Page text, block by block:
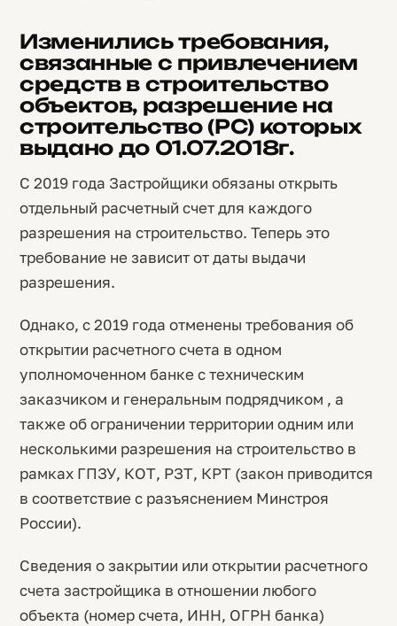
Изменились требования,
связанные с привлечением
средств в строительство
объектов, разрешение на
строительство (РС) которых
выдано до 01.07.2018г.
С 2019 года Застройщики обязаны открыть
отдельный расчетный счет для каждого
разрешения на строительство. Теперь это
требование не зависит от даты выдачи
разрешения.
Однако, с 2019 года отменены требования об
открытии расчетного счета в одном
уполномоченном банке с техническим
заказчиком и генеральным подрядчиком , а
также об ограничении территории одним или
несколькими разрешения на строительство в
рамках ГПЗУ, КОТ, РЗТ, КРТ (закон приводится
в соответствие с разъяснением Минстроя
России).
Сведения о закрытии или открытии расчетного
счета застройщика в отношении любого
объекта (номер счета, ИНН, ОГРН банка)